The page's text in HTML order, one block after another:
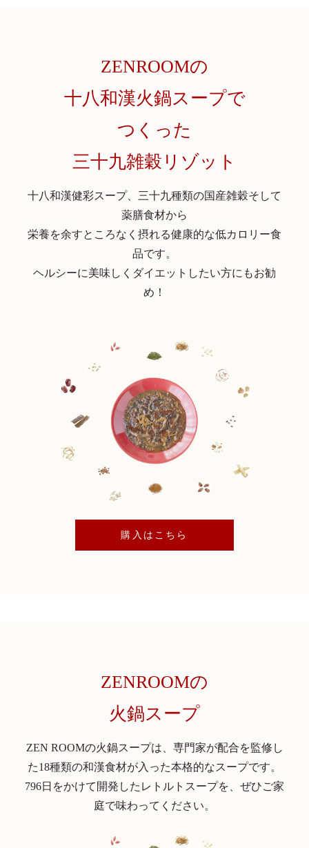
ZENROOMの
十八和漢火鍋スープで
つくった
三十九雑穀リゾット
十八和漢健彩スープ、三十九種類の国産雑穀そして
薬膳食材から
栄養を余すところなく摂れる健康的な低カロリー食
品です。
ヘルシーに美味しくダイエットしたい方にもお勧
め！
購入はこちら
ZENROOMの
火鍋スープ
ZEN ROOMの火鍋スープは、専門家が配合を監修し
た18種類の和漢食材が入った本格的なスープです。
796日をかけて開発したレトルトスープを、ぜひご家
庭で味わってください。